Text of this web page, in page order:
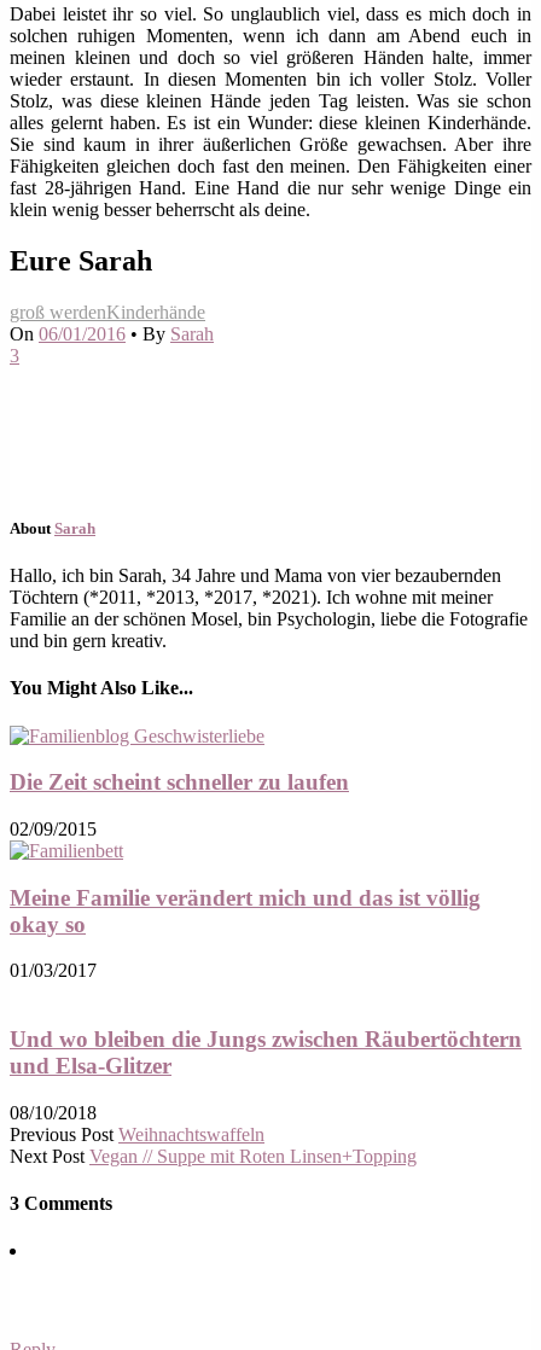
Dabei leistet ihr so viel. So unglaublich viel, dass es mich doch in
solchen ruhigen Momenten, wenn ich dann am Abend euch in
meinen kleinen und doch so viel größeren Händen halte, immer
wieder erstaunt. In diesen Momenten bin ich voller Stolz. Voller
Stolz, was diese kleinen Hände jeden Tag leisten. Was sie schon
alles gelernt haben. Es ist ein Wunder: diese kleinen Kinderhände.
Sie sind kaum in ihrer äußerlichen Größe gewachsen. Aber ihre
Fähigkeiten gleichen doch fast den meinen. Den Fähigkeiten einer
fast 28-jährigen Hand. Eine Hand die nur sehr wenige Dinge ein
klein wenig besser beherrscht als deine.
Eure Sarah
groß werdenKinderhände
On 06/01/2016 • By Sarah
3
About Sarah
Hallo, ich bin Sarah, 34 Jahre und Mama von vier bezaubernden
Töchtern (*2011, *2013, *2017, *2021). Ich wohne mit meiner
Familie an der schönen Mosel, bin Psychologin, liebe die Fotografie
und bin gern kreativ.
You Might Also Like...
Die Zeit scheint schneller zu laufen
02/09/2015
Meine Familie verändert mich und das ist völlig
okay so
01/03/2017
Und wo bleiben die Jungs zwischen Räubertöchtern
und Elsa-Glitzer
08/10/2018
Previous Post Weihnachtswaffeln
Next Post Vegan // Suppe mit Roten Linsen+Topping
3 Comments